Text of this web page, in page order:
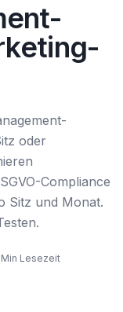
oder
Compliance
Sitz und Monat.
Min Lesezeit